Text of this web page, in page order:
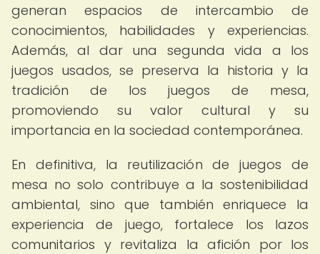
generan espacios de intercambio de
conocimientos, habilidades y experiencias.
Además, al dar una segunda vida a los
juegos usados, se preserva la historia y la
tradición de los juegos de mesa,
promoviendo su valor cultural y su
importancia en la sociedad contemporánea.
En definitiva, la reutilización de juegos de
mesa no solo contribuye a la sostenibilidad
ambiental, sino que también enriquece la
experiencia de juego, fortalece los lazos
comunitarios y revitaliza la afición por los